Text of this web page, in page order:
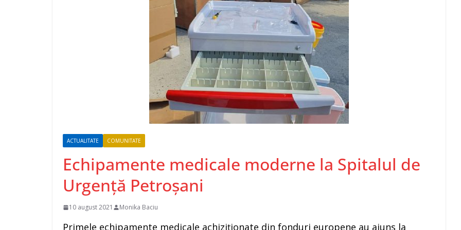
ACTUALITATE COMUNITATE
Echipamente medicale moderne la Spitalul de
Urgență Petroșani
10 august 2021 Monika Baciu
Primele echipamente medicale achiziționate din fonduri europene au ajuns la